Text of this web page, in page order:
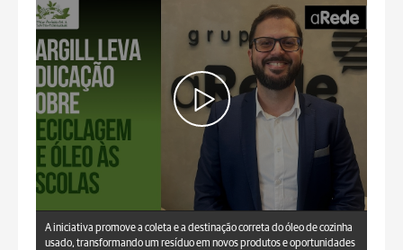
A iniciativa promove a coleta e a destinação correta do óleo de cozinha
usado, transformando um resíduo em novos produtos e oportunidades